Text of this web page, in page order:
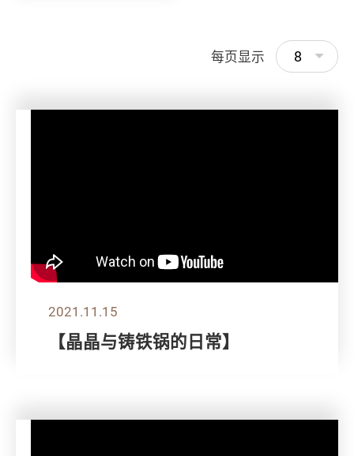
每页显示 8
2021.11.15
【晶晶与铸铁锅的日常】